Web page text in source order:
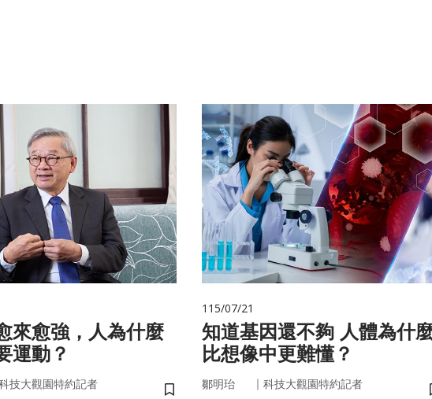
來愈強，人為什麼
運動？
技大觀園特約記者
115/07/21
知道基因還不夠 人體為什麼
比想像中更難懂？
鄒明珆 ｜ 科技大觀園特約記者